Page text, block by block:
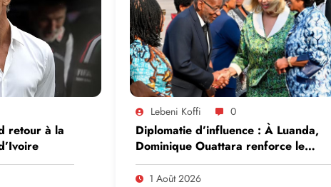
retour à la
Lebeni Koffi 0
Diplomatie d’influence : À Luanda,
Dominique Ouattara renforce le
leadership solidaire de la Côte
en Afrique
1 Août 2026